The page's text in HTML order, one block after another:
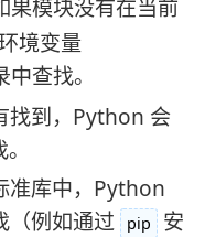
果模块没有在当前
境变量
查找。
找到，Python 会
准库中，Python
（例如通过
pip
安